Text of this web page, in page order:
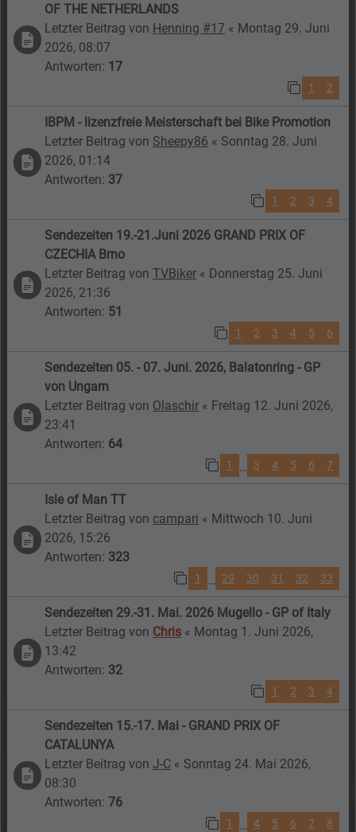
OF THE NETHERLANDS
Letzter Beitrag von Henning #17 « Montag 29. Juni
2026, 08:07
Antworten: 17
1 2
IBPM - lizenzfreie Meisterschaft bei Bike Promotion
Letzter Beitrag von Sheepy86 « Sonntag 28. Juni
2026, 01:14
Antworten: 37
1 2 3 4
Sendezeiten 19.-21.Juni 2026 GRAND PRIX OF
CZECHIA Brno
Letzter Beitrag vonTVBiker « Donnerstag 25. Juni
2026, 21:36
Antworten: 51
1 2 3 4 5 6
Sendezeiten 05. - 07. Juni. 2026, Balatonring - GP
von Ungarn
Letzter Beitrag von Olaschir « Freitag 12. Juni 2026,
23:41
Antworten: 64
1 … 3 4 5 6 7
Isle of Man TT
Letzter Beitrag von campari « Mittwoch 10. Juni
2026, 15:26
Antworten: 323
1 … 29 30 31 32 33
Sendezeiten 29.-31. Mai. 2026 Mugello - GP of Italy
Letzter Beitrag von Chris « Montag 1. Juni 2026,
13:42
Antworten: 32
1 2 3 4
Sendezeiten 15.-17. Mai - GRAND PRIX OF
CATALUNYA
Letzter Beitrag vonJ-C « Sonntag 24. Mai 2026,
08:30
Antworten:76
1 … 4 5 6 7 8